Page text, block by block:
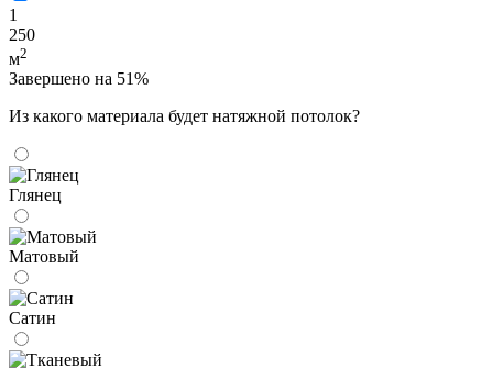
1
250
м2
Завершено на 51%
Из какого материала будет натяжной потолок?
Глянец
Матовый
Сатин